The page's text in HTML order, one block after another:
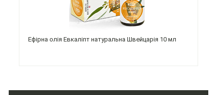
Ефірна олія Евкаліпт натуральна Швейцарія 10 мл